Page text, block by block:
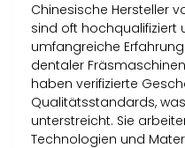
Chinesische Hersteller
sind oft hochqualifiziert
umfangreiche
dentaler
haben verifizierte
Qualitätsstandards,
unterstreicht. Sie
Technologien und